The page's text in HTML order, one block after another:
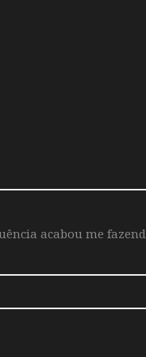
acabou me